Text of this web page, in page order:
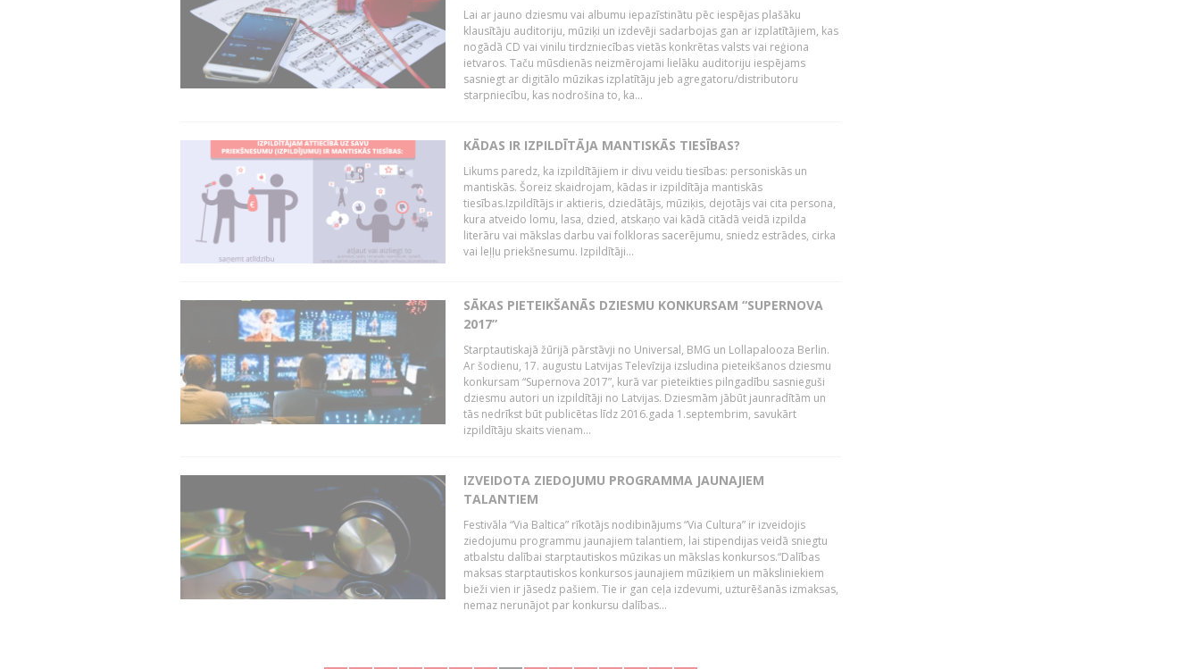
Lai ar jauno dziesmu vai albumu iepazīstinātu pēc iespējas plašāku
klausītāju auditoriju, mūziķi un izdevēji sadarbojas gan ar izplatītājiem, kas
nogādā CD vai vinilu tirdzniecības vietās konkrētas valsts vai reģiona
ietvaros. Taču mūsdienās neizmērojami lielāku auditoriju iespējams
sasniegt ar digitālo mūzikas izplatītāju jeb agregatoru/distributoru
starpniecību, kas nodrošina to, ka...
KĀDAS IR IZPILDĪTĀJA MANTISKĀS TIESĪBAS?
Likums paredz, ka izpildītājiem ir divu veidu tiesības: personiskās un
mantiskās. Šoreiz skaidrojam, kādas ir izpildītāja mantiskās
tiesības.Izpildītājs ir aktieris, dziedātājs, mūziķis, dejotājs vai cita persona,
kura atveido lomu, lasa, dzied, atskaņo vai kādā citādā veidā izpilda
literāru vai mākslas darbu vai folkloras sacerējumu, sniedz estrādes, cirka
vai leļļu priekšnesumu. Izpildītāji...
SĀKAS PIETEIKŠANĀS DZIESMU KONKURSAM “SUPERNOVA
2017”
Starptautiskajā žūrijā pārstāvji no Universal, BMG un Lollapalooza Berlin.
Ar šodienu, 17. augustu Latvijas Televīzija izsludina pieteikšanos dziesmu
konkursam “Supernova 2017”, kurā var pieteikties pilngadību sasnieguši
dziesmu autori un izpildītāji no Latvijas. Dziesmām jābūt jaunradītām un
tās nedrīkst būt publicētas līdz 2016.gada 1.septembrim, savukārt
izpildītāju skaits vienam...
IZVEIDOTA ZIEDOJUMU PROGRAMMA JAUNAJIEM
TALANTIEM
Festivāla “Via Baltica” rīkotājs nodibinājums “Via Cultura” ir izveidojis
ziedojumu programmu jaunajiem talantiem, lai stipendijas veidā sniegtu
atbalstu dalībai starptautiskos mūzikas un mākslas konkursos.“Dalības
maksas starptautiskos konkursos jaunajiem mūziķiem un māksliniekiem
bieži vien ir jāsedz pašiem. Tie ir gan ceļa izdevumi, uzturēšanās izmaksas,
nemaz nerunājot par konkursu dalības...